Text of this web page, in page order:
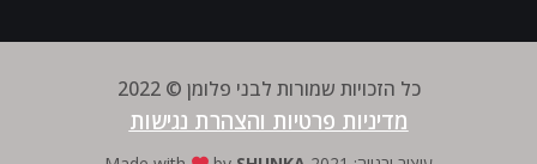
כל הזכויות שמורות לבני פלומן © 2022
מדיניות פרטיות והצהרת נגישות